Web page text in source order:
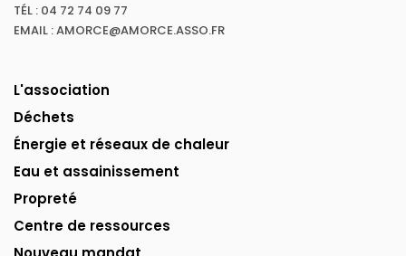
TÉL : 04 72 74 09 77
EMAIL : AMORCE@AMORCE.ASSO.FR
L'association
Déchets
Énergie et réseaux de chaleur
Eau et assainissement
Propreté
Centre de ressources